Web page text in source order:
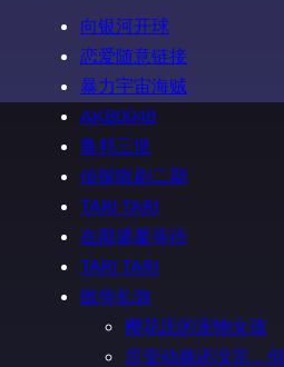
向银河开球
恋爱随意链接
暴力宇宙海贼
AKB0048
鲁邦三世
侦探歌剧二期
TARI TARI
在那盛夏等待
TARI TARI
散华礼弥
樱花庄的宠物女孩
尽管动画还没完，